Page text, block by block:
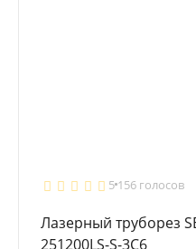
5 156 голосов
Лазерный труборез
251200LS-S-3C6